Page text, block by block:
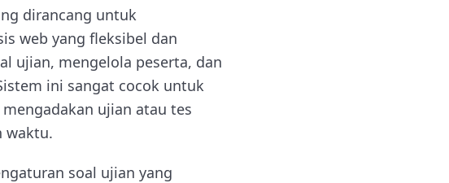
dirancang untuk
web yang fleksibel dan
ujian, mengelola peserta, dan
ini sangat cocok untuk
ujian atau tes
waktu.
soal ujian yang